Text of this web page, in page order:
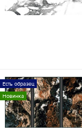
Есть образец
Новинка